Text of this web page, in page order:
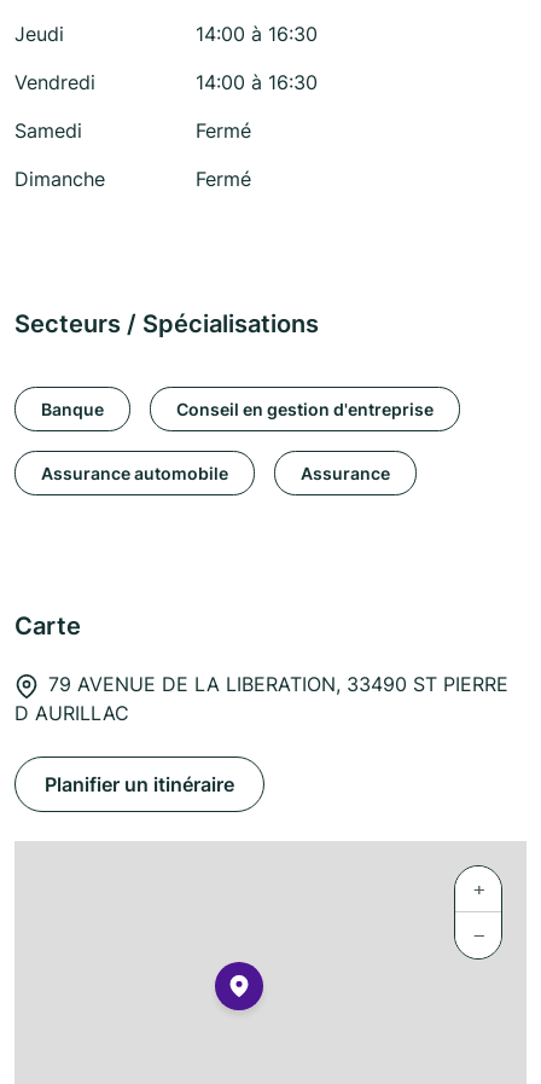
Jeudi
14:00 à 16:30
Vendredi
14:00 à 16:30
Samedi
Fermé
Dimanche
Fermé
Secteurs / Spécialisations
Banque Conseil en gestion d'entreprise
Assurance automobile Assurance
Carte
79 AVENUE DE LA LIBERATION, 33490 ST PIERRE
D AURILLAC
Planifier un itinéraire
+
−